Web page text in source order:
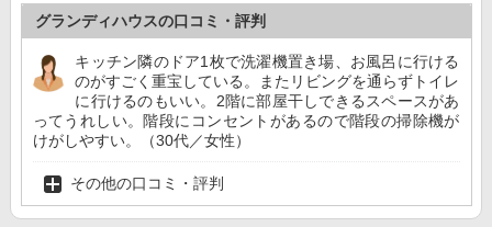
グランディハウスの口コミ・評判
キッチン隣のドア1枚で洗濯機置き場、お風呂に行ける
のがすごく重宝している。またリビングを通らずトイレ
に行けるのもいい。2階に部屋干しできるスペースがあ
ってうれしい。階段にコンセントがあるので階段の掃除機が
けがしやすい。（30代／女性）
その他の口コミ・評判